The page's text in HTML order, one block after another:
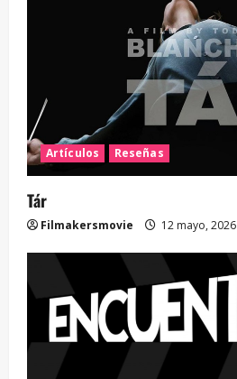
Artículos Reseñas
Tár
Filmakersmovie 12 mayo, 2026